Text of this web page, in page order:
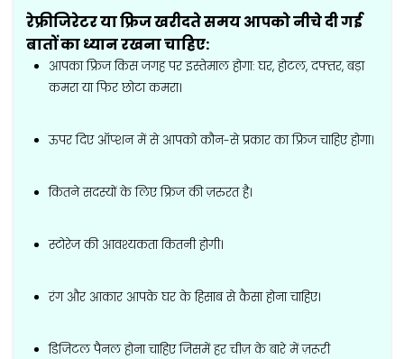
रेफ्रीजिरेटर या फ्रिज खरीदते समय आपको नीचे दी गई
बातों का ध्यान रखना चाहिए:
आपका फ्रिज किस जगह पर इस्तेमाल होगा: घर, होटल, दफ्तर, बड़ा
कमरा या फिर छोटा कमरा।
ऊपर दिए ऑप्शन में से आपको कौन-से प्रकार का फ्रिज चाहिए होगा।
कितने सदस्यों के लिए फ्रिज की ज़रुरत है।
स्टोरेज की आवश्यकता कितनी होगी।
रंग और आकार आपके घर के हिसाब से कैसा होना चाहिए।
डिजिटल पैनल होना चाहिए जिसमें हर चीज़ के बारे में ज़रूरी